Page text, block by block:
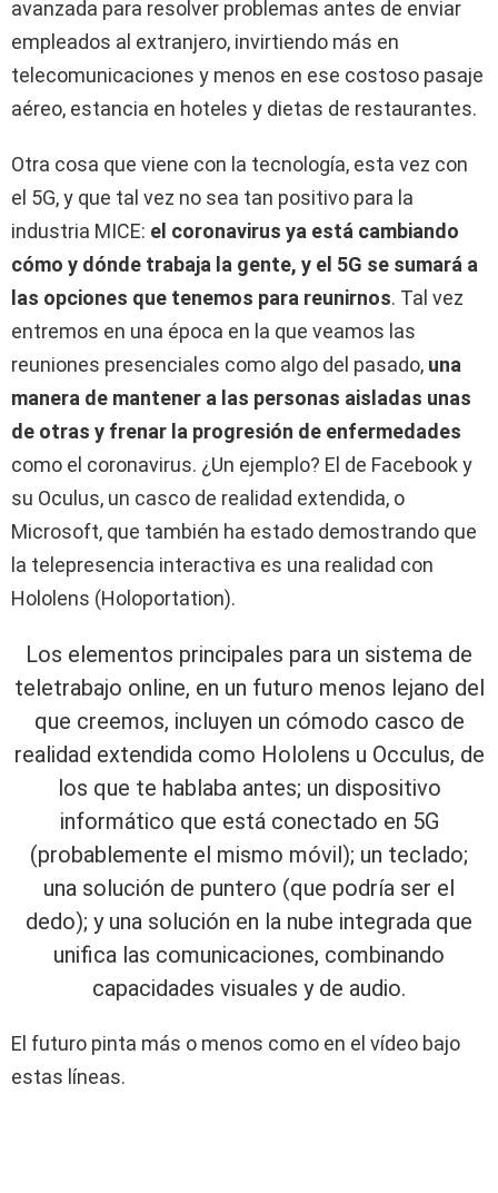
avanzada para resolver problemas antes de enviar
empleados al extranjero, invirtiendo más en
telecomunicaciones y menos en ese costoso pasaje
aéreo, estancia en hoteles y dietas de restaurantes.
Otra cosa que viene con la tecnología, esta vez con
el 5G, y que tal vez no sea tan positivo para la
industria MICE: el coronavirus ya está cambiando
cómo y dónde trabaja la gente, y el 5G se sumará a
las opciones que tenemos para reunirnos. Tal vez
entremos en una época en la que veamos las
reuniones presenciales como algo del pasado, una
manera de mantener a las personas aisladas unas
de otras y frenar la progresión de enfermedades
como el coronavirus. ¿Un ejemplo? El de Facebook y
su Oculus, un casco de realidad extendida, o
Microsoft, que también ha estado demostrando que
la telepresencia interactiva es una realidad con
Hololens (Holoportation).
Los elementos principales para un sistema de
teletrabajo online, en un futuro menos lejano del
que creemos, incluyen un cómodo casco de
realidad extendida como Hololens u Occulus, de
los que te hablaba antes; un dispositivo
informático que está conectado en 5G
(probablemente el mismo móvil); un teclado;
una solución de puntero (que podría ser el
dedo); y una solución en la nube integrada que
unifica las comunicaciones, combinando
capacidades visuales y de audio.
El futuro pinta más o menos como en el vídeo bajo
estas líneas.